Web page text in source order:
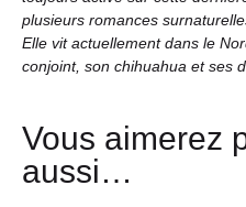
plusieurs romances
Elle vit actuellement dans le
conjoint, son chihuahua et ses
Vous aimerez
aussi…